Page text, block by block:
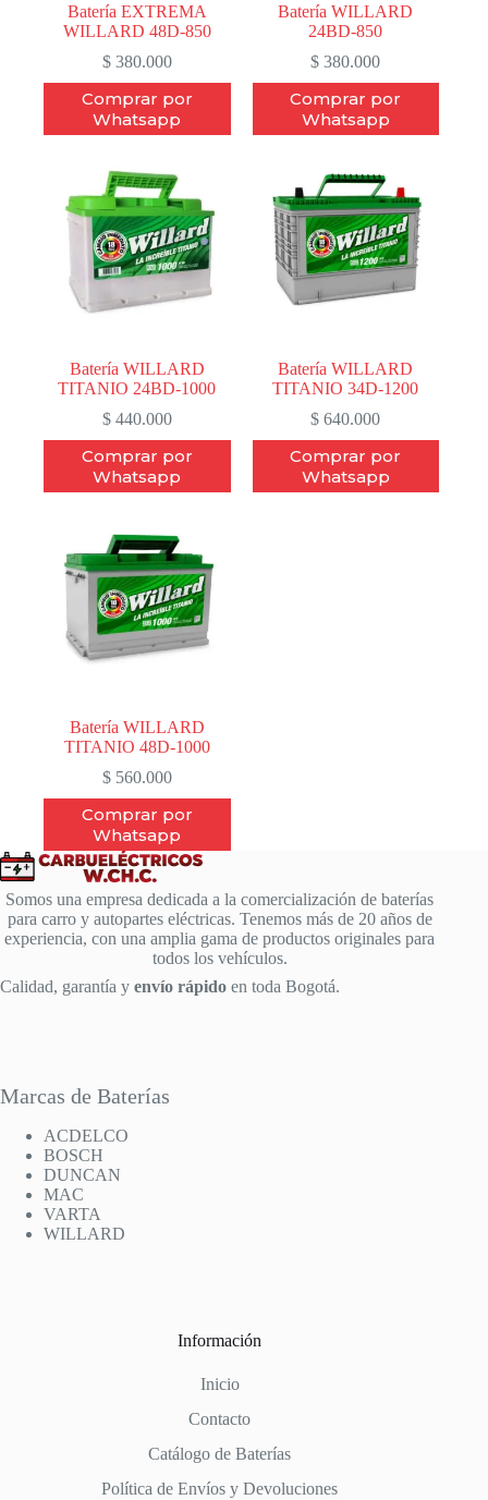
Batería EXTREMA
WILLARD 48D-850
$380.000
Comprar por
Whatsapp
Batería WILLARD
24BD-850
$ 380.000
Comprar por
Whatsapp
Batería WILLARD
TITANIO 24BD-1000
$440.000
Comprar por
Whatsapp
Batería WILLARD
TITANIO 34D-1200
$ 640.000
Comprar por
Whatsapp
Batería WILLARD
TITANIO 48D-1000
$560.000
Comprar por
Whatsapp
Somos una empresa dedicada a la comercialización de baterías
para carro y autopartes eléctricas. Tenemos más de 20 años de
experiencia, con una amplia gama de productos originales para
todos los vehículos.
Calidad, garantía y envío rápido en toda Bogotá.
Marcas de Baterías
ACDELCO
BOSCH
DUNCAN
MAC
VARTA
WILLARD
Información
Inicio
Contacto
Catálogo de Baterías
Política de Envíos y Devoluciones